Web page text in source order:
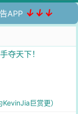
APP ↓↓↓
夺天下！
巨赏更）